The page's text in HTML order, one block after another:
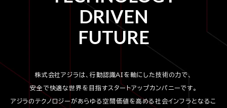
DRIVEN
FUTURE
株式会社アジラは、行動認識AIを軸にした技術の力で、
安全で快適な世界を目指すスタートアップカンパニーです。
アジラのテクノロジーがあらゆる空間価値を高める社会インフラとなるこ